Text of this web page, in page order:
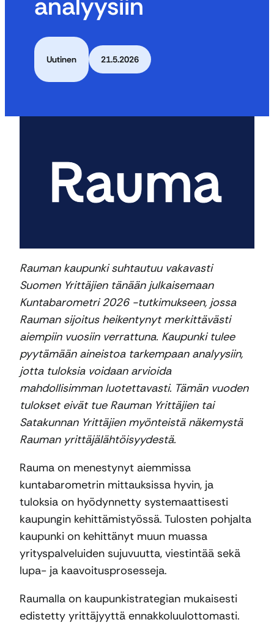
Uutinen 21.5.2026
Rauman kaupunki suhtautuu vakavasti
Suomen Yrittäjien tänään julkaisemaan
Kuntabarometri 2026 -tutkimukseen, jossa
Rauman sijoitus heikentynyt merkittävästi
aiempiin vuosiin verrattuna. Kaupunki tulee
pyytämään aineistoa tarkempaan analyysiin,
jotta tuloksia voidaan arvioida
mahdollisimman luotettavasti. Tämän vuoden
tulokset eivät tue Rauman Yrittäjien tai
Satakunnan Yrittäjien myönteistä näkemystä
Rauman yrittäjälähtöisyydestä.
Rauma on menestynyt aiemmissa
kuntabarometrin mittauksissa hyvin, ja
tuloksia on hyödynnetty systemaattisesti
kaupungin kehittämistyössä. Tulosten pohjalta
kaupunki on kehittänyt muun muassa
yrityspalveluiden sujuvuutta, viestintää sekä
lupa- ja kaavoitusprosesseja.
Raumalla on kaupunkistrategian mukaisesti
edistetty yrittäjyyttä ennakkoluulottomasti.